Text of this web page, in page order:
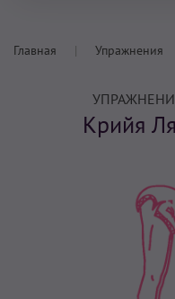
Главная Упражнения
Крийя